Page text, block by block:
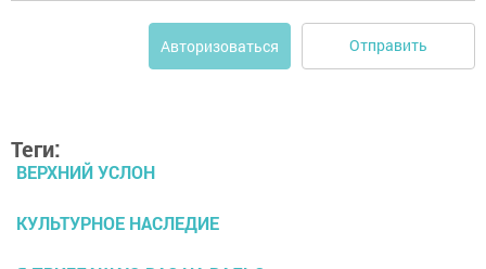
Авторизоваться Отправить
Теги:
ВЕРХНИЙ УСЛОН
КУЛЬТУРНОЕ НАСЛЕДИЕ